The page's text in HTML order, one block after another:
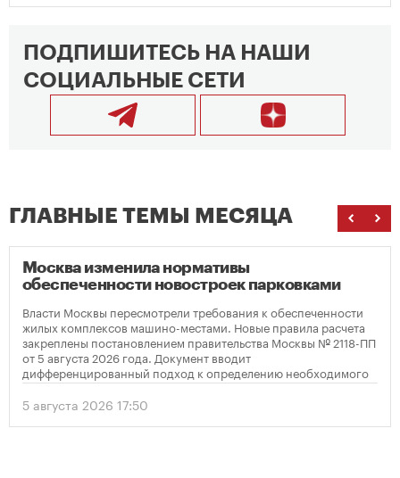
ПОДПИШИТЕСЬ НА НАШИ
СОЦИАЛЬНЫЕ СЕТИ
ГЛАВНЫЕ ТЕМЫ МЕСЯЦА
Москва изменила нормативы
обеспеченности новостроек парковками
Власти Москвы пересмотрели требования к обеспеченности
жилых комплексов машино-местами. Новые правила расчета
закреплены постановлением правительства Москвы № 2118-ПП
от 5 августа 2026 года. Документ вводит
дифференцированный подход к определению необходимого
количества парковок в зависимости от площади квартир и
устанавливает переходный период для уже согласованных
проектов.
5 августа 2026 17:50